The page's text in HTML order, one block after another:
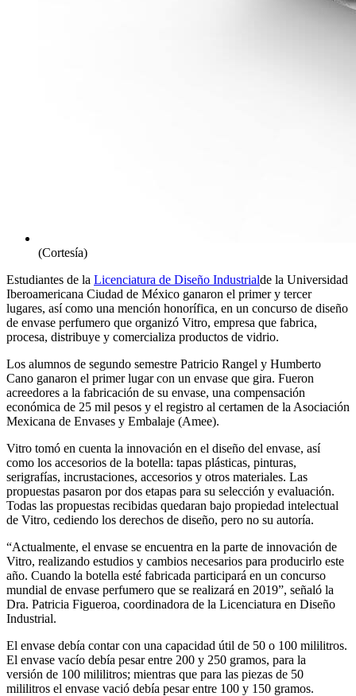
(Cortesía)
Estudiantes de la Licenciatura de Diseño Industrialde la Universidad
Iberoamericana Ciudad de México ganaron el primer y tercer
lugares, así como una mención honorífica, en un concurso de diseño
de envase perfumero que organizó Vitro, empresa que fabrica,
procesa, distribuye y comercializa productos de vidrio.
Los alumnos de segundo semestre Patricio Rangel y Humberto
Cano ganaron el primer lugar con un envase que gira. Fueron
acreedores a la fabricación de su envase, una compensación
económica de 25 mil pesos y el registro al certamen de la Asociación
Mexicana de Envases y Embalaje (Amee).
Vitro tomó en cuenta la innovación en el diseño del envase, así
como los accesorios de la botella: tapas plásticas, pinturas,
serigrafías, incrustaciones, accesorios y otros materiales. Las
propuestas pasaron por dos etapas para su selección y evaluación.
Todas las propuestas recibidas quedaran bajo propiedad intelectual
de Vitro, cediendo los derechos de diseño, pero no su autoría.
“Actualmente, el envase se encuentra en la parte de innovación de
Vitro, realizando estudios y cambios necesarios para producirlo este
año. Cuando la botella esté fabricada participará en un concurso
mundial de envase perfumero que se realizará en 2019”, señaló la
Dra. Patricia Figueroa, coordinadora de la Licenciatura en Diseño
Industrial.
El envase debía contar con una capacidad útil de 50 o 100 mililitros.
El envase vacío debía pesar entre 200 y 250 gramos, para la
versión de 100 mililitros; mientras que para las piezas de 50
mililitros el envase vació debía pesar entre 100 y 150 gramos.